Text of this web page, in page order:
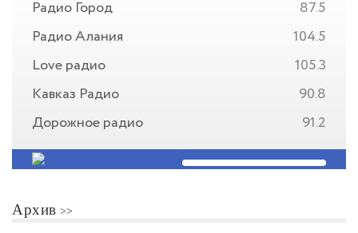
Радио Город
87.5
Радио Алания
104.5
Love радио
105.3
Кавказ Радио
90.8
Дорожное радио
91.2
Архив